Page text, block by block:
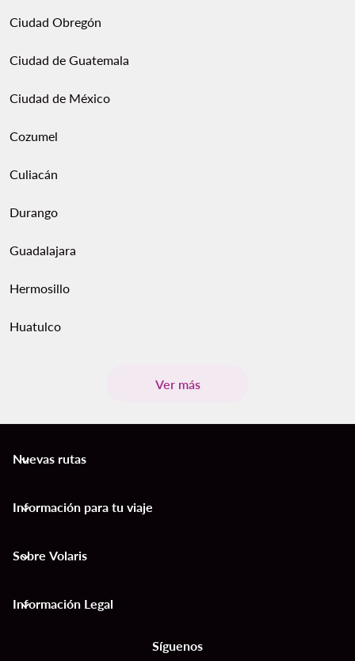
Ciudad Obregón
Ciudad de Guatemala
Ciudad de México
Cozumel
Culiacán
Durango
Guadalajara
Hermosillo
Huatulco
Ver más
Nuevas rutas
keyboard_arrow_down
Información para tu viaje
keyboard_arrow_down
Sobre Volaris
keyboard_arrow_down
Información Legal
keyboard_arrow_down
Síguenos